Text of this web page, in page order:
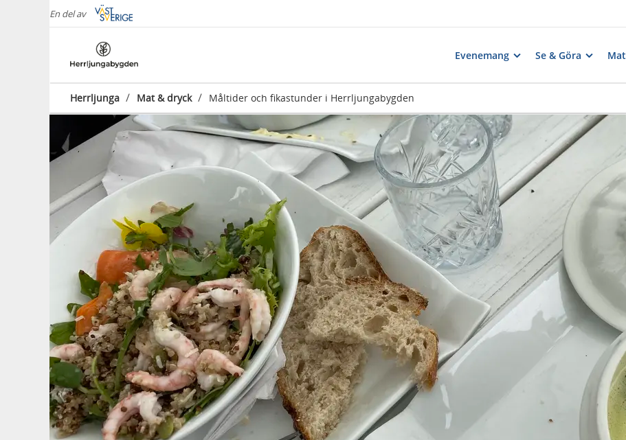
En del av
Evenemang Se & Göra
Herrljunga / Mat & dryck / Måltider och fikastunder i Herrljungabygden